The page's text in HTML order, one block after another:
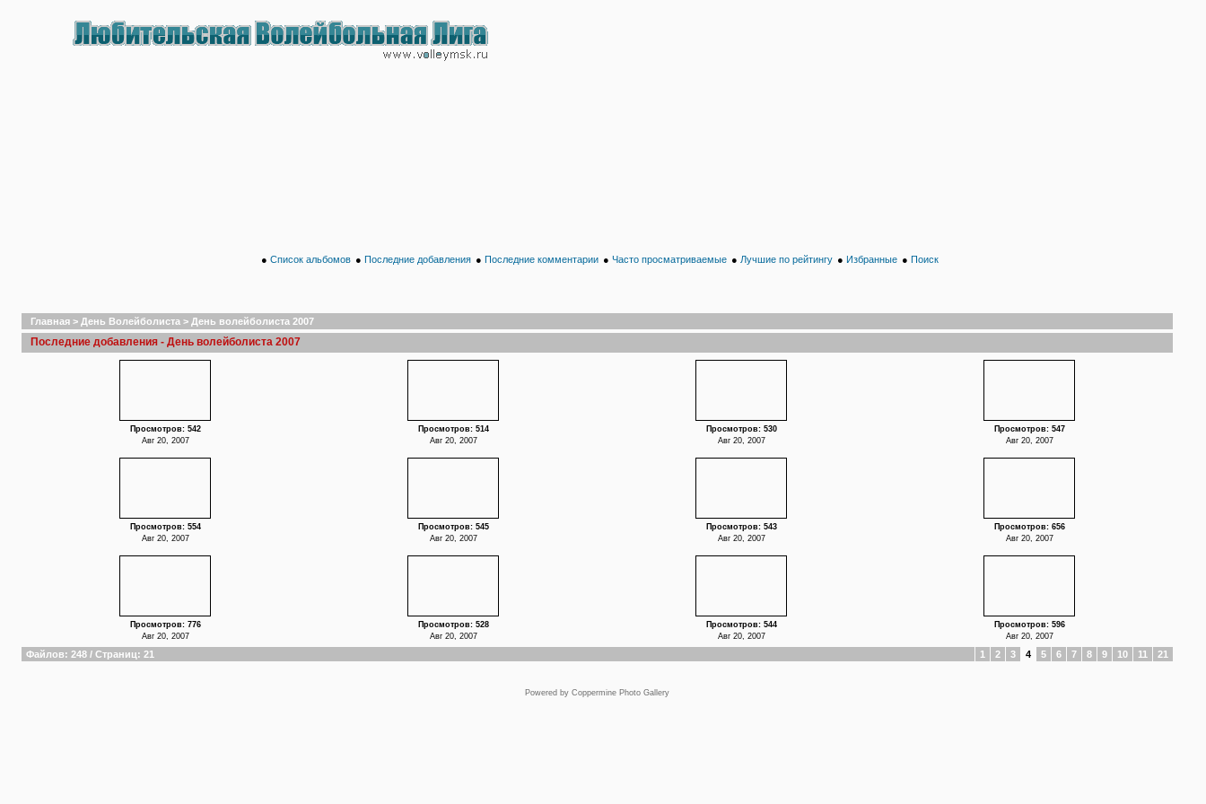
● Список альбомов ● Последние добавления ● Последние комментарии ● Часто просматриваемые ● Лучшие по рейтингу ● Избранные ● Поиск
Главная > День Волейболиста > День волейболиста 2007
Последние добавления - День волейболиста 2007
Просмотров: 542
Авг 20, 2007
Просмотров: 514
Авг 20, 2007
Просмотров: 530
Авг 20, 2007
Просмотров: 547
Авг 20, 2007
Просмотров: 554
Авг 20, 2007
Просмотров: 545
Авг 20, 2007
Просмотров: 543
Авг 20, 2007
Просмотров: 656
Авг 20, 2007
Просмотров: 776
Авг 20, 2007
Просмотров: 528
Авг 20, 2007
Просмотров: 544
Авг 20, 2007
Просмотров: 596
Авг 20, 2007
Файлов: 248 / Страниц: 21 1 2 3 4 5 6 7 8 9 10 11 21
Powered by Coppermine Photo Gallery